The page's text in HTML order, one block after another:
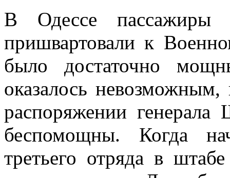
В Одессе
пришвартовали к
было достаточно
оказалось
распоряжении
бес­помощны. Когда
третьего отряда в